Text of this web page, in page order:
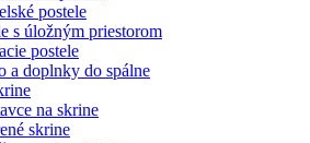
postele
s úložným priestorom
postele
a doplnky do spálne
na skrine
skrine